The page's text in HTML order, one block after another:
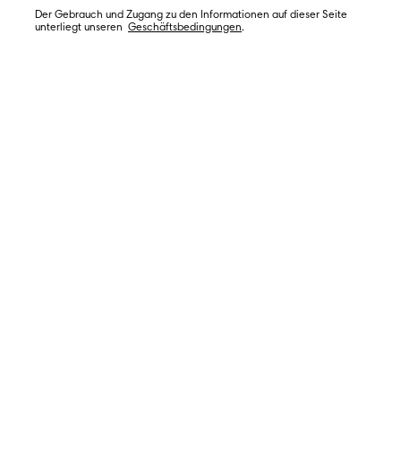
Der Gebrauch und Zugang zu den Informationen auf dieser Seite
unterliegt unseren Geschäftsbedingungen.